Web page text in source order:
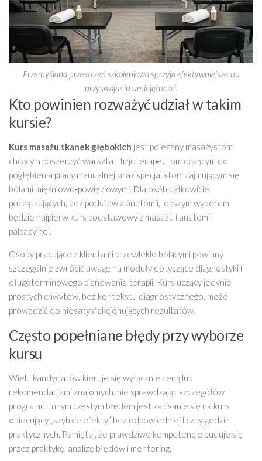
Przemyślana przestrzeń szkoleniowa sprzyja efektywniejszemu
przyswajaniu umiejętności.
Kto powinien rozważyć udział w takim
kursie?
Kurs masażu tkanek głębokich jest polecany masażystom
chcącym poszerzyć warsztat, fizjoterapeutom dążącym do
pogłębienia pracy manualnej oraz specjalistom zajmującym się
bólami mięśniowo‑powięziowymi. Dla osób całkowicie
początkujących, bez podstaw z anatomii, lepszym wyborem
będzie najpierw kurs podstawowy z masażu i anatomii
palpacyjnej.
Osoby pracujące z klientami przewlekle bolącymi powinny
szczególnie zwrócić uwagę na moduły dotyczące diagnostyki i
długoterminowego planowania terapii. Kurs uczący jedynie
prostych chwytów, bez kontekstu diagnostycznego, może
prowadzić do niesatysfakcjonujących rezultatów.
Często popełniane błędy przy wyborze
kursu
Wielu kandydatów kieruje się wyłącznie ceną lub
rekomendacjami znajomych, nie sprawdzając szczegółów
programu. Innym częstym błędem jest zapisanie się na kurs
obiecujący „szybkie efekty” bez odpowiedniej liczby godzin
praktycznych. Pamiętaj, że prawdziwe kompetencje buduje się
przez praktykę, analizę błędów i mentoring.